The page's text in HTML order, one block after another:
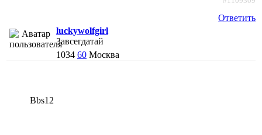
Ответить
luckywolfgirl
Завсегдатай
1034 60 Москва
Bbs12